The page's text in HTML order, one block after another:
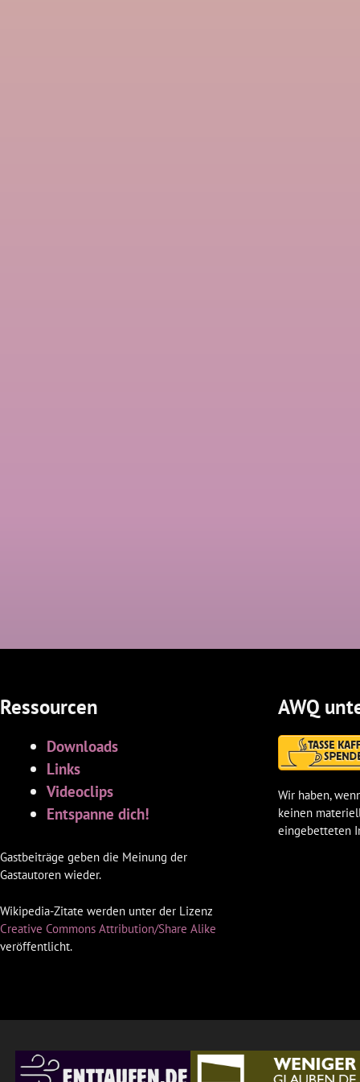
Ressourcen
Downloads
Links
Videoclips
Entspanne dich!
Gastbeiträge geben die Meinung der
Gastautoren wieder.
Wikipedia-Zitate werden unter der Lizenz
Creative Commons Attribution/Share Alike
veröffentlicht.
AWQ
Wir haben,
keinen
eingebetteten